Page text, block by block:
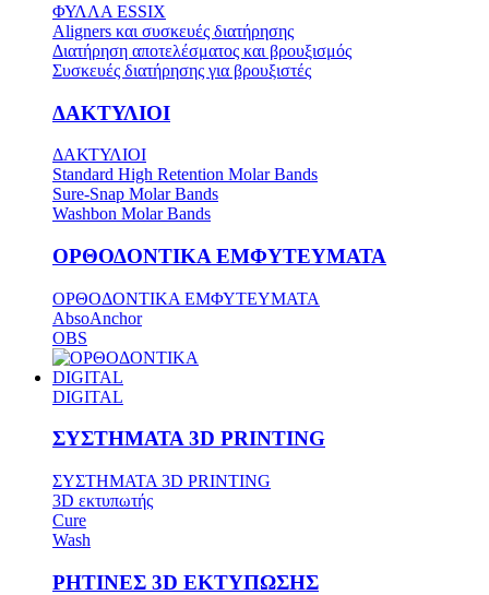
ΦΥΛΛΑ ESSIX
Aligners και συσκευές διατήρησης
Διατήρηση αποτελέσματος και βρουξισμός
Συσκευές διατήρησης για βρουξιστές
ΔΑΚΤΥΛΙΟΙ
ΔΑΚΤΥΛΙΟΙ
Standard High Retention Molar Bands
Sure-Snap Molar Bands
Washbon Molar Bands
ΟΡΘΟΔΟΝΤΙΚΑ ΕΜΦΥΤΕΥΜΑΤΑ
ΟΡΘΟΔΟΝΤΙΚΑ ΕΜΦΥΤΕΥΜΑΤΑ
AbsoAnchor
OBS
DIGITAL
DIGITAL
ΣΥΣΤΗΜΑΤΑ 3D PRINTING
ΣΥΣΤΗΜΑΤΑ 3D PRINTING
3D εκτυπωτής
Cure
Wash
ΡΗΤΙΝΕΣ 3D ΕΚΤΥΠΩΣΗΣ